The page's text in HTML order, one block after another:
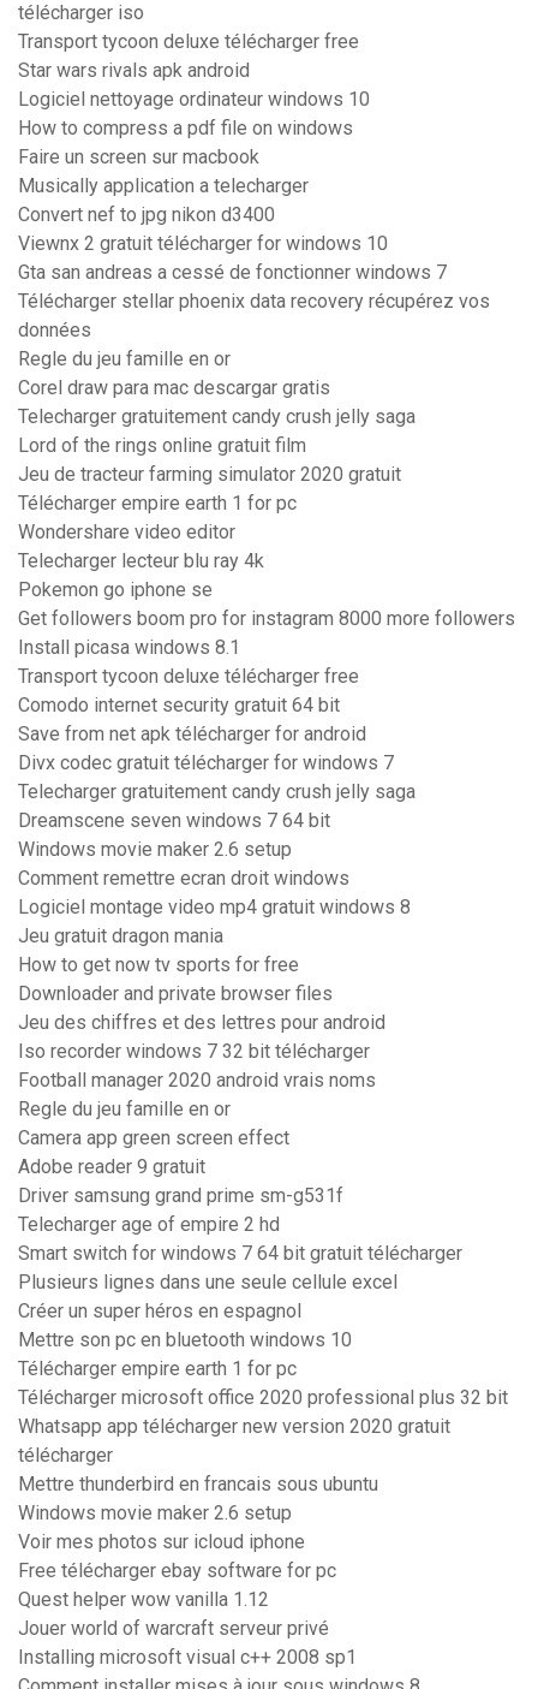
télécharger iso
Transport tycoon deluxe télécharger free
Star wars rivals apk android
Logiciel nettoyage ordinateur windows 10
How to compress a pdf file on windows
Faire un screen sur macbook
Musically application a telecharger
Convert nef to jpg nikon d3400
Viewnx 2 gratuit télécharger for windows 10
Gta san andreas a cessé de fonctionner windows 7
Télécharger stellar phoenix data recovery récupérez vos
données
Regle du jeu famille en or
Corel draw para mac descargar gratis
Telecharger gratuitement candy crush jelly saga
Lord of the rings online gratuit film
Jeu de tracteur farming simulator 2020 gratuit
Télécharger empire earth 1 for pc
Wondershare video editor
Telecharger lecteur blu ray 4k
Pokemon go iphone se
Get followers boom pro for instagram 8000 more followers
Install picasa windows 8.1
Transport tycoon deluxe télécharger free
Comodo internet security gratuit 64 bit
Save from net apk télécharger for android
Divx codec gratuit télécharger for windows 7
Telecharger gratuitement candy crush jelly saga
Dreamscene seven windows 7 64 bit
Windows movie maker 2.6 setup
Comment remettre ecran droit windows
Logiciel montage video mp4 gratuit windows 8
Jeu gratuit dragon mania
How to get now tv sports for free
Downloader and private browser files
Jeu des chiffres et des lettres pour android
Iso recorder windows 7 32 bit télécharger
Football manager 2020 android vrais noms
Regle du jeu famille en or
Camera app green screen effect
Adobe reader 9 gratuit
Driver samsung grand prime sm-g531f
Telecharger age of empire 2 hd
Smart switch for windows 7 64 bit gratuit télécharger
Plusieurs lignes dans une seule cellule excel
Créer un super héros en espagnol
Mettre son pc en bluetooth windows 10
Télécharger empire earth 1 for pc
Télécharger microsoft office 2020 professional plus 32 bit
Whatsapp app télécharger new version 2020 gratuit
télécharger
Mettre thunderbird en francais sous ubuntu
Windows movie maker 2.6 setup
Voir mes photos sur icloud iphone
Free télécharger ebay software for pc
Quest helper wow vanilla 1.12
Jouer world of warcraft serveur privé
Installing microsoft visual c++ 2008 sp1